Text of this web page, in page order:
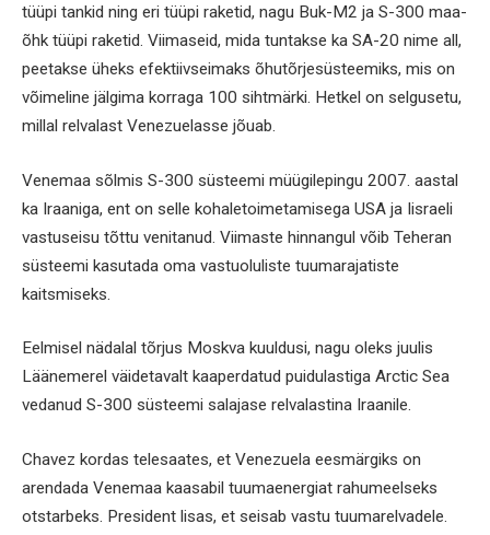
tüüpi tankid ning eri tüüpi raketid, nagu Buk-M2 ja S-300 maa-
õhk tüüpi raketid. Viimaseid, mida tuntakse ka SA-20 nime all,
peetakse üheks efektiivseimaks õhutõrjesüsteemiks, mis on
võimeline jälgima korraga 100 sihtmärki. Hetkel on selgusetu,
millal relvalast Venezuelasse jõuab.
Venemaa sõlmis S-300 süsteemi müügilepingu 2007. aastal
ka Iraaniga, ent on selle kohaletoimetamisega USA ja Iisraeli
vastuseisu tõttu venitanud. Viimaste hinnangul võib Teheran
süsteemi kasutada oma vastuoluliste tuumarajatiste
kaitsmiseks.
Eelmisel nädalal tõrjus Moskva kuuldusi, nagu oleks juulis
Läänemerel väidetavalt kaaperdatud puidulastiga Arctic Sea
vedanud S-300 süsteemi salajase relvalastina Iraanile.
Chavez kordas telesaates, et Venezuela eesmärgiks on
arendada Venemaa kaasabil tuumaenergiat rahumeelseks
otstarbeks. President lisas, et seisab vastu tuumarelvadele.